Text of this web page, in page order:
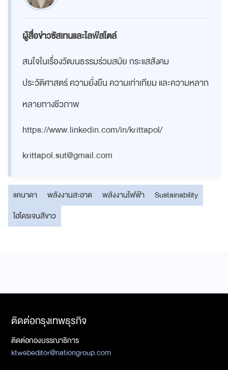
ผู้สื่อข่าวซัสเทนและไลฟ์สไตล์
สนใจในเรื่องวัฒนธรรมร่วมสมัย กระแสสังคม
ประวัติศาสตร์ ความยั่งยืน ความเท่าเทียม และความหลาก
หลายทางชีวภาพ
https://www.linkedin.com/in/krittapol/
krittapol.sut@gmail.com
แคนาดา พลังงานสะอาด พลังงานไฟฟ้า
Sustainability
ไฮโดรเจนสีขาว
ติดต่อกรุงเทพธุรกิจ
ติดต่อกองบรรณาธิการ
ktwebeditor@nationgroup.com